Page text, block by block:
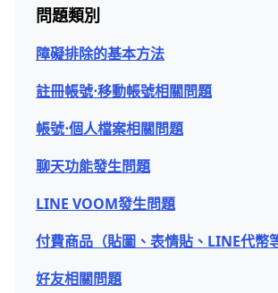
問題類別
障礙排除的基本方法
註冊帳號⋅移動帳號相關問題
帳號⋅個人檔案相關問題
聊天功能發生問題
LINE VOOM發生問題
付費商品（貼圖、表情貼、LINE代幣
好友相關問題